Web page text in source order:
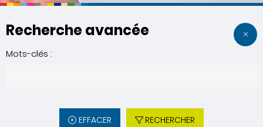
Recherche avancée
Mots-clés :
EFFACER RECHERCHER